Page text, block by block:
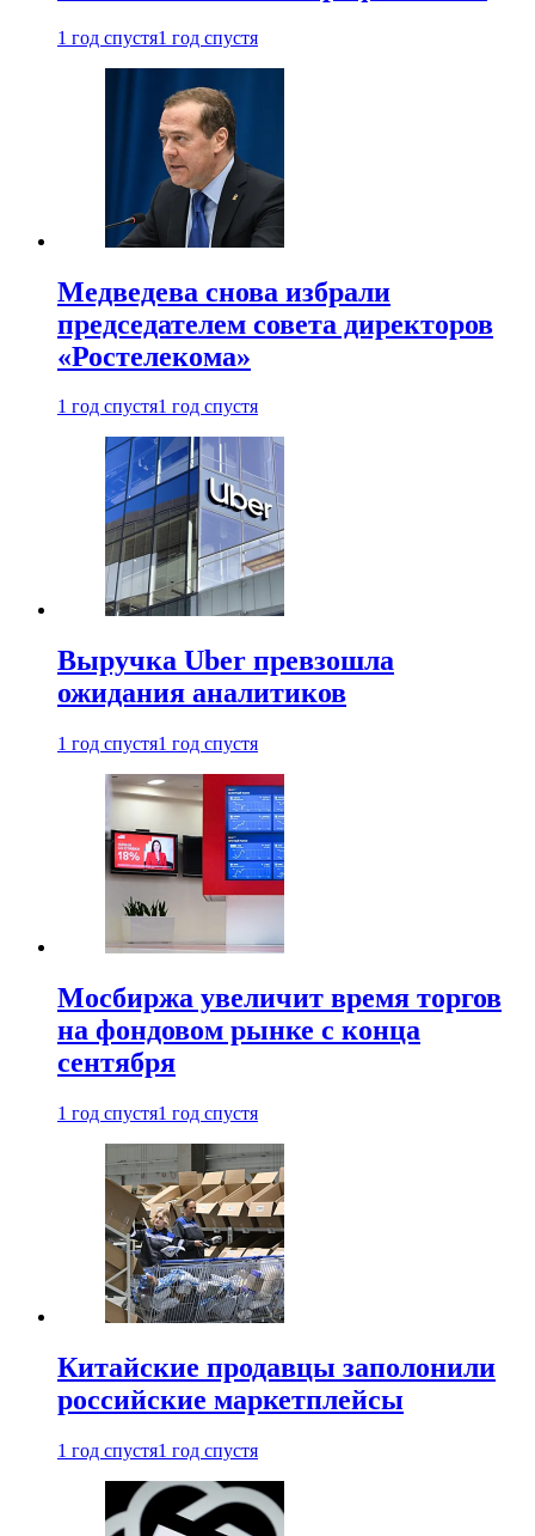
1 год спустя1 год спустя
Медведева снова избрали
председателем совета директоров
«Ростелекома»
1 год спустя1 год спустя
Выручка Uber превзошла
ожидания аналитиков
1 год спустя1 год спустя
Мосбиржа увеличит время торгов
на фондовом рынке с конца
сентября
1 год спустя1 год спустя
Китайские продавцы заполонили
российские маркетплейсы
1 год спустя1 год спустя